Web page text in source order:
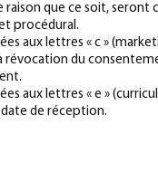
que ce soit,
procédural.
aux lettres « c »
révocation du
aux lettres « e »
de réception.